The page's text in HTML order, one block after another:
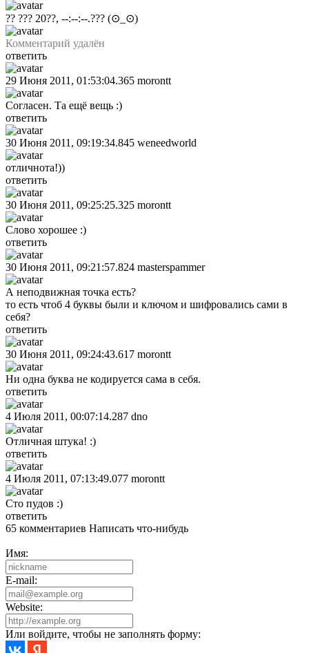
?? ??? 20??, --:--:--.??? (⊙_⊙)
Комментарий удалён
ответить
29 Июня 2011, 01:53:04.365 morontt
Согласен. Та ещё вещь :)
ответить
30 Июня 2011, 09:19:34.845 weneedworld
отличнота!))
ответить
30 Июня 2011, 09:25:25.325 morontt
Слово хорошее :)
ответить
30 Июня 2011, 09:21:57.824 masterspammer
А неподвижная точка есть?
то есть чтоб 4 буквы были и ключом и шифровались сами в
себя?
ответить
30 Июня 2011, 09:24:43.617 morontt
Ни одна буква не кодируется сама в себя.
ответить
4 Июля 2011, 00:07:14.287 dno
Отличная штука! :)
ответить
4 Июля 2011, 07:13:49.077 morontt
Сто пудов :)
ответить
65 комментариев Написать что-нибудь
Имя:
E-mail:
Website:
Или войдите, чтобы не заполнять форму: